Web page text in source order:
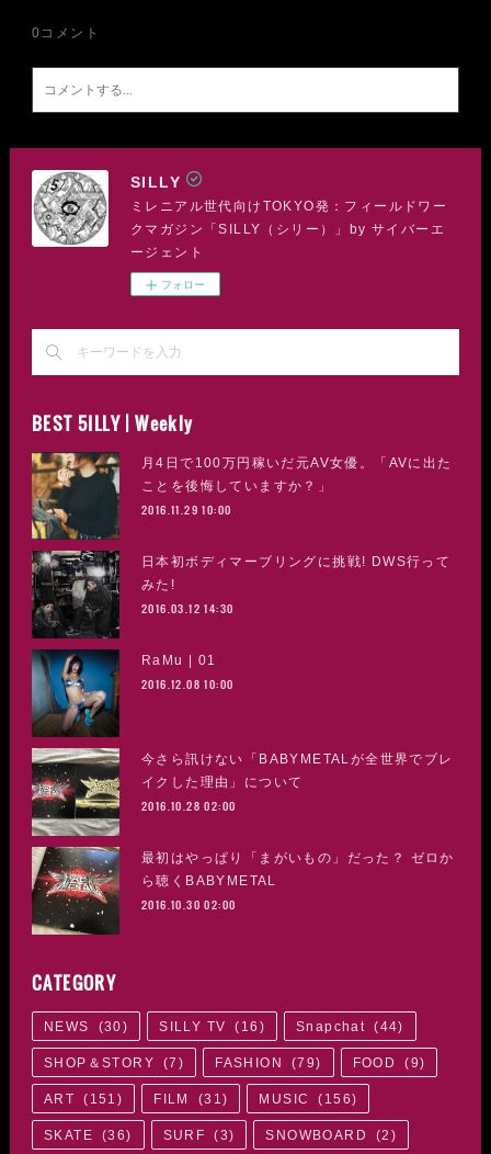
0 コメント
SILLY
ミレニアル世代向けTOKYO発：フィールドワー
クマガジン「SILLY（シリー）」by サイバーエ
ージェント
フォロー
BEST 5ILLY | Weekly
月4日で100万円稼いだ元AV女優。「AVに出た
ことを後悔していますか？」
2016.11.29 10:00
日本初ボディマーブリングに挑戦! DWS行って
みた!
2016.03.12 14:30
RaMu | 01
2016.12.08 10:00
今さら訊けない「BABYMETALが全世界でブレ
イクした理由」について
2016.10.28 02:00
最初はやっぱり「まがいもの」だった？ ゼロか
ら聴くBABYMETAL
2016.10.30 02:00
CATEGORY
NEWS (30) SILLY TV ( 16 ) Snapchat (44)
SHOP＆STORY (7 ) FASHION (79) FOOD (9)
ART ( 151 ) FILM (31 ) MUSIC ( 156)
SKATE (36) SURF (3) SNOWBOARD (2 )